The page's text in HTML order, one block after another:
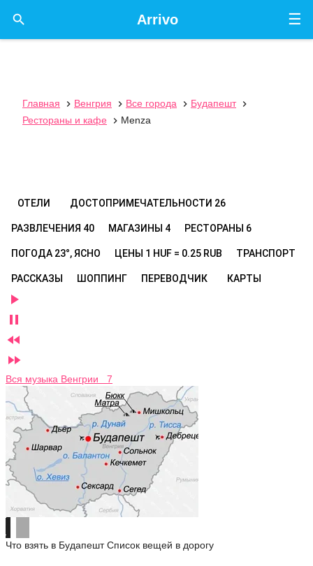
☰
Arrivo

Главная  Венгрия  Все города  Будапешт

Рестораны и кафе
 Menza
ОТЕЛИ ДОСТОПРИМЕЧАТЕЛЬНОСТИ 26
РАЗВЛЕЧЕНИЯ 40 МАГАЗИНЫ 4 РЕСТОРАНЫ 6
ПОГОДА 23°, ЯСНО ЦЕНЫ 1 HUF = 0.25 RUB ТРАНСПОРТ
РАССКАЗЫ ШОППИНГ ПЕРЕВОДЧИК КАРТЫ




Вся музыка Венгрии 7
Что взять в Будапешт Список вещей в дорогу